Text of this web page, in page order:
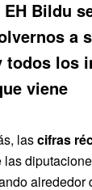
EH Bildu
a
todos los
viene
lascifras
las
alrededor